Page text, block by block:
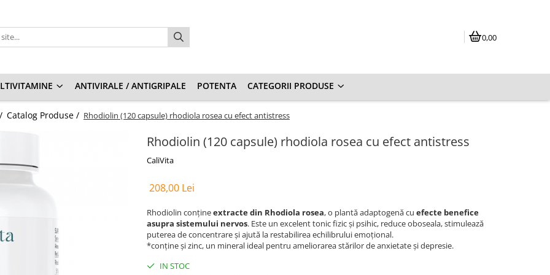
0,00
ANTIVIRALE / ANTIGRIPALE POTENTA CATEGORII PRODUSE
Catalog Produse / Rhodiolin (120 capsule) rhodiola rosea cu efect antistress
Rhodiolin (120 capsule) rhodiola rosea cu efect antistress
CaliVita
208,00 Lei
Rhodiolin conţineextracte din Rhodiola rosea, o plantă adaptogenă cu efecte benefice
asupra sistemului nervos. Este un excelent tonic fizic şi psihic, reduce oboseala, stimulează
puterea de concentrare şi ajută la restabilirea echilibrului emoţional.
*conţine şi zinc, un mineral ideal pentru ameliorarea stărilor de anxietate şi depresie.
IN STOC